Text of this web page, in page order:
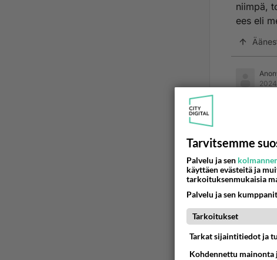
niimpä,
ees eli
Saldo ei
Tarvitsemme
Palvelu ja sen
käyttäen evästeitä ja
tarkoituksenmukaisia
Palvelu ja sen
Tarkoitukset
Tarkat sijaintitiedot ja
Kohdennettu